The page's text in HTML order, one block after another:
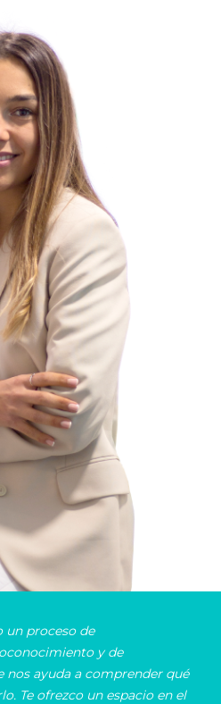
un proceso de
y de
nos ayuda a comprender qué
Te ofrezco un espacio en el